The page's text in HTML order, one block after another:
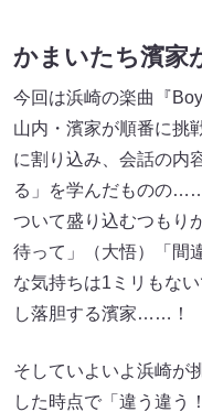
かまいたち濱家
今回は浜崎の楽曲『
山内・濱家が順番に挑
に割り込み、会話の内
る」を学んだものの
ついて盛り込むつもり
待って」（大悟）「間
な気持ちは1ミリもな
し落胆する濱家……！
そしていよいよ浜崎
した時点で「違う違